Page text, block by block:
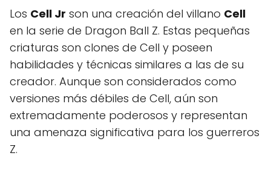
Los Cell Jr son una creación del villano Cell
en la serie de Dragon Ball Z. Estas pequeñas
criaturas son clones de Cell y poseen
habilidades y técnicas similares a las de su
creador. Aunque son considerados como
versiones más débiles de Cell, aún son
extremadamente poderosos y representan
una amenaza significativa para los guerreros
Z.